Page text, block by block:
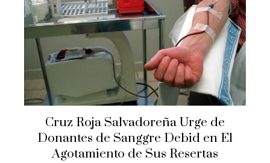
Cruz Roja Salvadoreña Urge de
Donantes de Sanggre Debid en El
Agotamiento de Sus Resertas